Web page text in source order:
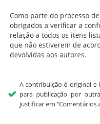
Como parte do processo
obrigados a verificar a
relação a todos os itens
que não estiverem de
devolvidas aos autores.
A contribuição é original e
para publicação por
justificar em "Comentários